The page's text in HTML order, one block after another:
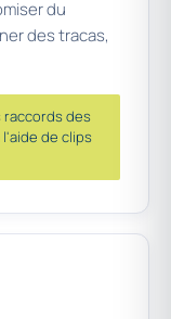
du
des tracas,
raccords des
de clips